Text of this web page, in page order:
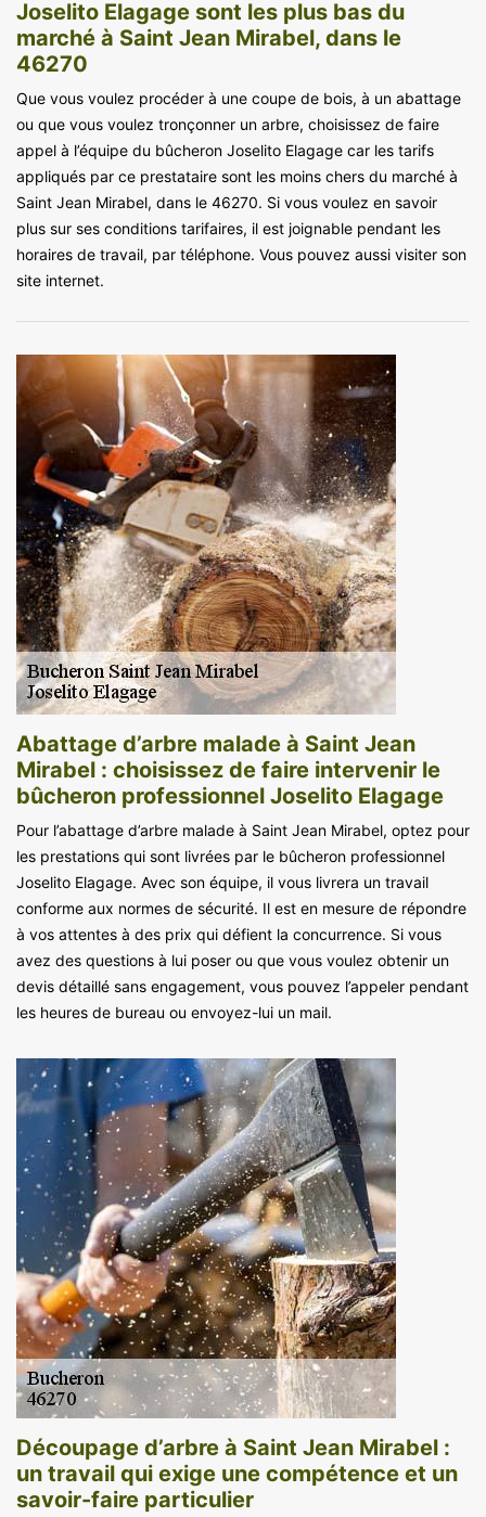
Joselito Elagage sont les plus bas du
marché à Saint Jean Mirabel, dans le
46270
Que vous voulez procéder à une coupe de bois, à un abattage
ou que vous voulez tronçonner un arbre, choisissez de faire
appel à l’équipe du bûcheron Joselito Elagage car les tarifs
appliqués par ce prestataire sont les moins chers du marché à
Saint Jean Mirabel, dans le 46270. Si vous voulez en savoir
plus sur ses conditions tarifaires, il est joignable pendant les
horaires de travail, par téléphone. Vous pouvez aussi visiter son
site internet.
Abattage d’arbre malade à Saint Jean
Mirabel : choisissez de faire intervenir le
bûcheron professionnel Joselito Elagage
Pour l’abattage d’arbre malade à Saint Jean Mirabel, optez pour
les prestations qui sont livrées par le bûcheron professionnel
Joselito Elagage. Avec son équipe, il vous livrera un travail
conforme aux normes de sécurité. Il est en mesure de répondre
à vos attentes à des prix qui défient la concurrence. Si vous
avez des questions à lui poser ou que vous voulez obtenir un
devis détaillé sans engagement, vous pouvez l’appeler pendant
les heures de bureau ou envoyez-lui un mail.
Découpage d’arbre à Saint Jean Mirabel :
un travail qui exige une compétence et un
savoir-faire particulier